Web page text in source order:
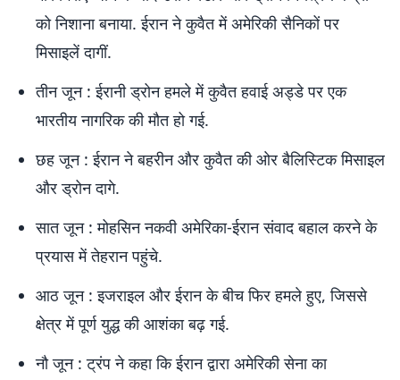
को निशाना बनाया. ईरान ने कुवैत में अमेरिकी सैनिकों पर
मिसाइलें दागीं.
तीन जून : ईरानी ड्रोन हमले में कुवैत हवाई अड्डे पर एक
भारतीय नागरिक की मौत हो गई.
छह जून : ईरान ने बहरीन और कुवैत की ओर बैलिस्टिक मिसाइल
और ड्रोन दागे.
सात जून : मोहसिन नकवी अमेरिका-ईरान संवाद बहाल करने के
प्रयास में तेहरान पहुंचे.
आठ जून : इजराइल और ईरान के बीच फिर हमले हुए, जिससे
क्षेत्र में पूर्ण युद्ध की आशंका बढ़ गई.
नौ जून : ट्रंप ने कहा कि ईरान द्वारा अमेरिकी सेना का